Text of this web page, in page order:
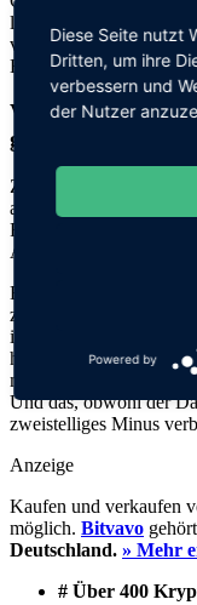
lagen in Aktien,
vergleichsweise großes
Händen einer kleinen
Vermögen könnte
größer sein
Zehn Jahre zuvor, im
an Bargeld und
Fonds gegenüber. Das
Aktien & Co.
Es könnte jedoch noch
zehn Jahren nur ein
in den Dax investiert,
halten, könnten sie
mehr Vermögen
Und das, obwohl der
zweistelliges Minus
Anzeige
Kaufen und verkaufen
möglich. Bitvavo
Deutschland. » Mehr
# Über 400
Diese Seite nutzt
Dritten, um ihre
verbessern und
der Nutzer
Powered by